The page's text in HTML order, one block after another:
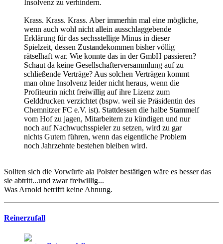
Insolvenz zu verhindern.
Krass. Krass. Krass. Aber immerhin mal eine mögliche,
wenn auch wohl nicht allein ausschlaggebende
Erklärung für das sechsstellige Minus in dieser
Spielzeit, dessen Zustandekommen bisher völlig
rätselhaft war. Wie konnte das in der GmbH passieren?
Schaut da keine Gesellschafterversammlung auf zu
schließende Verträge? Aus solchen Verträgen kommt
man ohne Insolvenz leider nicht heraus, wenn die
Profiteurin nicht freiwillig auf ihre Lizenz zum
Gelddrucken verzichtet (bspw. weil sie Präsidentin des
Chemnitzer FC e.V. ist). Stattdessen die halbe Stammelf
vom Hof zu jagen, Mitarbeitern zu kündigen und nur
noch auf Nachwuchsspieler zu setzen, wird zu gar
nichts Gutem führen, wenn das eigentliche Problem
noch Jahrzehnte bestehen bleiben wird.
Sollten sich die Vorwürfe ala Polster bestätigen wäre es besser das
sie abtritt...und zwar freiwillig...
Was Arnold betrifft keine Ahnung.
Reinerzufall